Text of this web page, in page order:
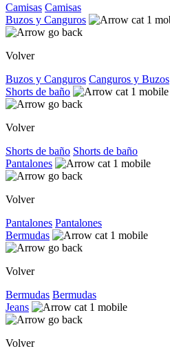
Camisas Camisas
Buzos y Canguros
Volver
Buzos y Canguros Canguros y Buzos
Shorts de baño
Volver
Shorts de baño Shorts de baño
Pantalones
Volver
Pantalones Pantalones
Bermudas
Volver
Bermudas Bermudas
Jeans
Volver